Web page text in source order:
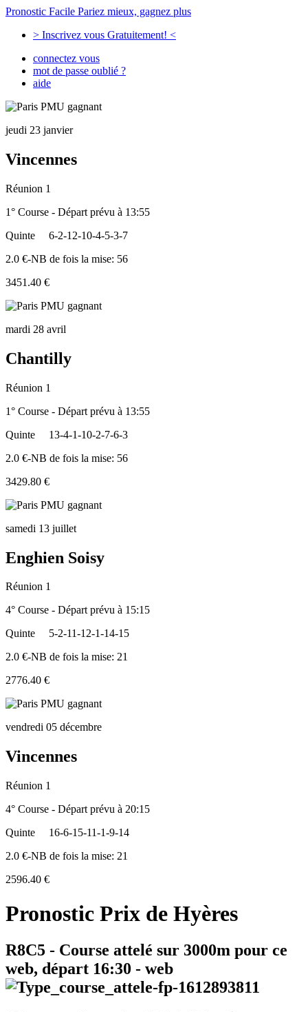
Pronostic Facile Pariez mieux, gagnez plus
> Inscrivez vous Gratuitement! <
connectez vous
mot de passe oublié ?
aide
jeudi 23 janvier
Vincennes
Réunion 1
1° Course - Départ prévu à 13:55
Quinte
6-2-12-10-4-5-3-7
2.0 €-NB de fois la mise: 56
3451.40 €
mardi 28 avril
Chantilly
Réunion 1
1° Course - Départ prévu à 13:55
Quinte
13-4-1-10-2-7-6-3
2.0 €-NB de fois la mise: 56
3429.80 €
samedi 13 juillet
Enghien Soisy
Réunion 1
4° Course - Départ prévu à 15:15
Quinte
5-2-11-12-1-14-15
2.0 €-NB de fois la mise: 21
2776.40 €
vendredi 05 décembre
Vincennes
Réunion 1
4° Course - Départ prévu à 20:15
Quinte
16-6-15-11-1-9-14
2.0 €-NB de fois la mise: 21
2596.40 €
Pronostic Prix de Hyères
R8C5 - Course attelé sur 3000m pour ce
web, départ 16:30 - web